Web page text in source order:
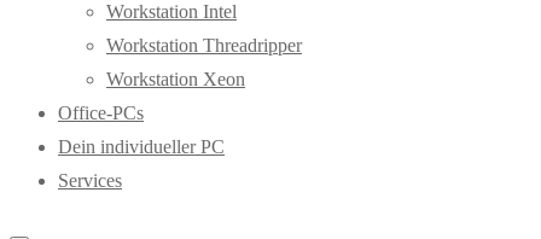
Workstation Intel
Workstation Threadripper
Workstation Xeon
Office-PCs
Dein individueller PC
Services